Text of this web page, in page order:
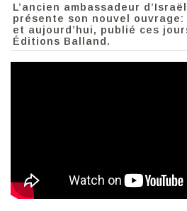
L’ancien ambassadeur
présente son nouvel ouvrage:
et aujourd’hui, publié ces
Éditions Balland.